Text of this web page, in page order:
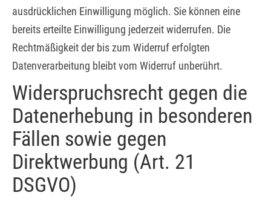
ausdrücklichen Einwilligung möglich. Sie können eine
bereits erteilte Einwilligung jederzeit widerrufen. Die
Rechtmäßigkeit der bis zum Widerruf erfolgten
Datenverarbeitung bleibt vom Widerruf unberührt.
Widerspruchsrecht gegen die
Datenerhebung in besonderen
Fällen sowie gegen
Direktwerbung (Art. 21
DSGVO)